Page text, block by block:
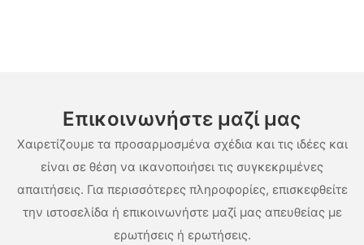
Επικοινωνήστε μαζί μας
Χαιρετίζουμε τα προσαρμοσμένα σχέδια και τις ιδέες και
είναι σε θέση να ικανοποιήσει τις συγκεκριμένες
απαιτήσεις. Για περισσότερες πληροφορίες, επισκεφθείτε
την ιστοσελίδα ή επικοινωνήστε μαζί μας απευθείας με
ερωτήσεις ή ερωτήσεις.